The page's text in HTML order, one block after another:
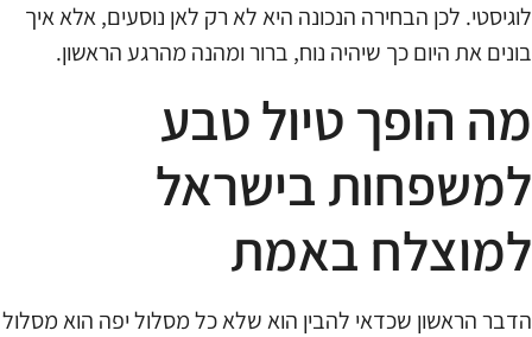
לוגיסטי. לכן הבחירה הנכונה היא לא רק לאן נוסעים, אלא איך
בונים את היום כך שיהיה נוח, ברור ומהנה מהרגע הראשון.
מה הופך טיול טבע
למשפחות בישראל
למוצלח באמת
הדבר הראשון שכדאי להבין הוא שלא כל מסלול יפה הוא מסלול